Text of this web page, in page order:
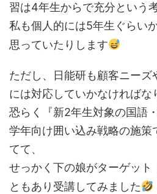
習は4年生からで充分という
私も個人的には5年生ぐらい
思っていたりします
ただし、日能研も顧客ニーズ
には対応していかなければな
恐らく『新2年生対象の国語
学年向け囲い込み戦略の施策
てて、
せっかく下の娘がターゲット
ともあり受講してみました